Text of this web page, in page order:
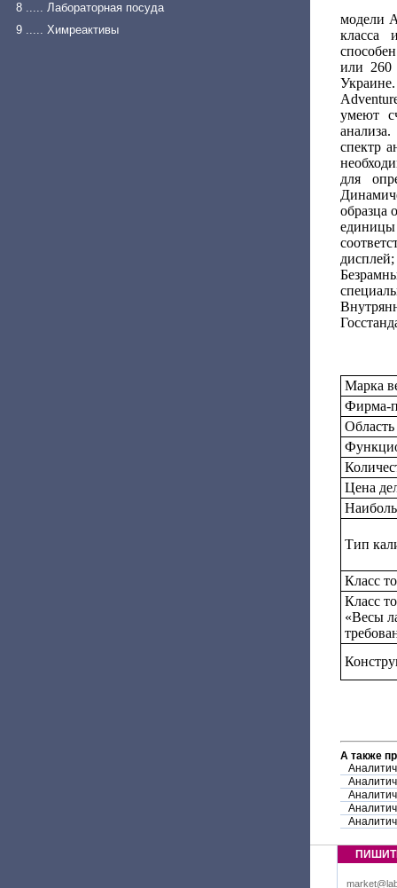
8 ..... Лабораторная посуда
9 ..... Химреактивы
модели
класса
или 260
умеют
спектр
для
образца
Марка
Фирма-
Цена
Тип
Класс
Класс
«Весы
А также